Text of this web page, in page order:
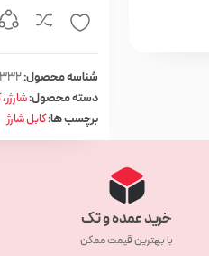
شناسه محصول:
دسته محصول:شارژر،
برچسب ها:کابل شارژ
خرید عمده و تک
با بهترین قیمت ممکن